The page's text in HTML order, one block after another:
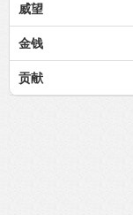
威望
金钱
贡献